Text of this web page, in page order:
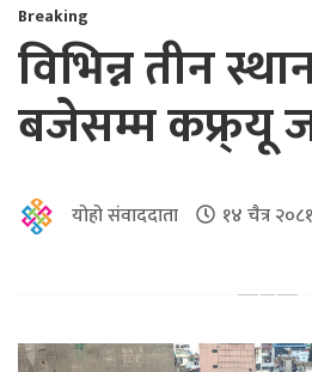
Breaking
विभिन्न तीन
बजेसम्म कफ्र्यू
योहो संवाददाता १४ चैत्र